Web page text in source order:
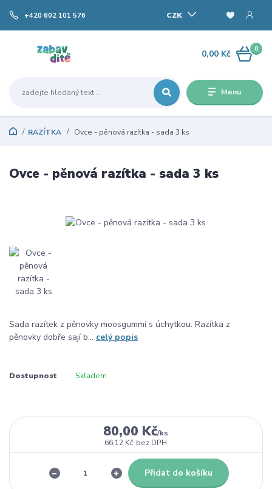
Menu
CZK
+420 602 101 576
0
0,00 Kč
RAZÍTKA Ovce - pěnová razítka - sada 3 ks
Ovce - pěnová razítka - sada 3 ks
Sada razítek z pěnovky moosgummi s úchytkou. Razítka z
pěnovky dobře sají b... celý popis
Dostupnost Skladem
80,00 Kč/ks
66,12 Kč bez DPH
Přidat do košíku